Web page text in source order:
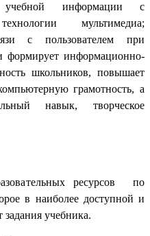
учебной информации с
мультимедиа;
с пользователем при
формирует информационно-
школьников, повышает
грамотность, а
навык, творческое
ресурсов по
в наиболее доступной и
учебника.